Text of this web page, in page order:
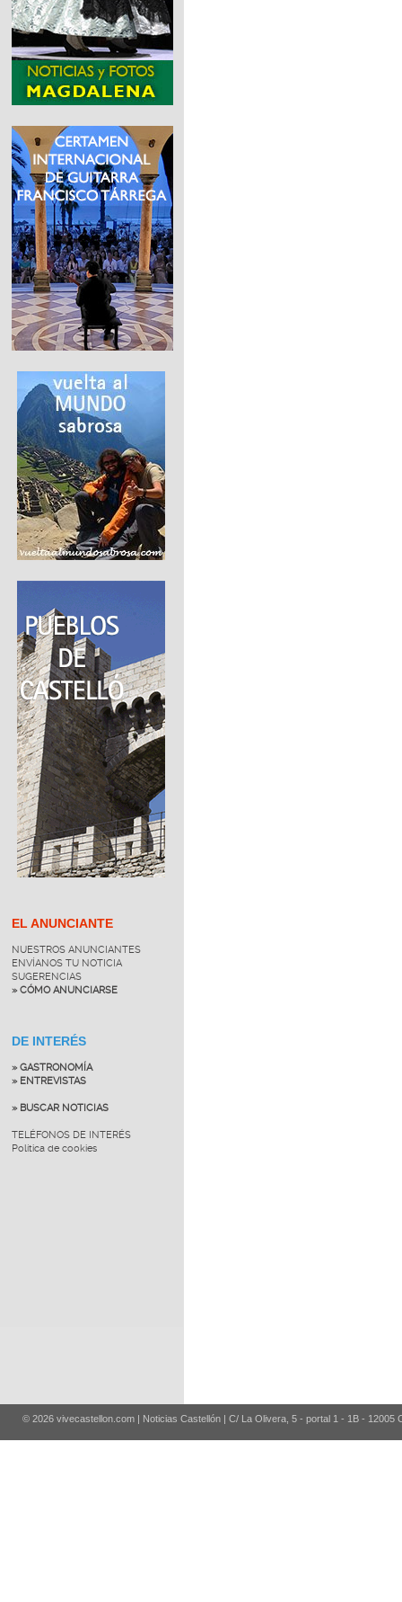
EL ANUNCIANTE
NUESTROS ANUNCIANTES
ENVÍANOS TU NOTICIA
SUGERENCIAS
» CÓMO ANUNCIARSE
DE INTERÉS
» GASTRONOMÍA
» ENTREVISTAS
» BUSCAR NOTICIAS
TELÉFONOS DE INTERÉS
Política de cookies
© 2026 vivecastellon.com | Noticias Castellón | C/ La Olivera, 5 - portal 1 - 1B - 12005